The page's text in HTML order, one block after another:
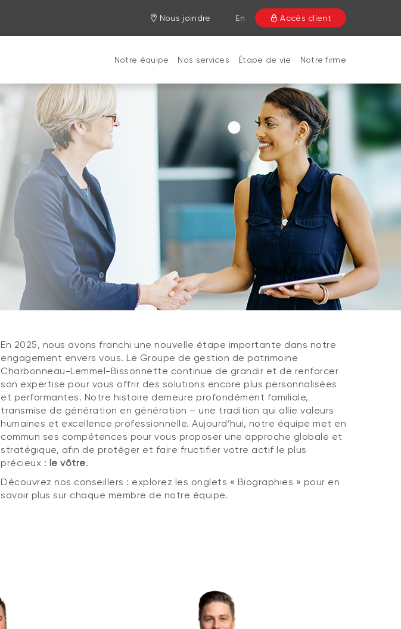
Nous joindre En Accès client
Notre équipe Nos services Étape de vie Notre firme
En 2025, nous avons franchi une nouvelle étape importante dans notre
engagement envers vous. Le Groupe de gestion de patrimoine
Charbonneau-Lemmel-Bissonnette continue de grandir et de renforcer
son expertise pour vous offrir des solutions encore plus personnalisées
et performantes. Notre histoire demeure profondément familiale,
transmise de génération en génération – une tradition qui allie valeurs
humaines et excellence professionnelle. Aujourd’hui, notre équipe met en
commun ses compétences pour vous proposer une approche globale et
stratégique, afin de protéger et faire fructifier votre actif le plus
précieux : le vôtre.
Découvrez nos conseillers : explorez les onglets « Biographies » pour en
savoir plus sur chaque membre de notre équipe.